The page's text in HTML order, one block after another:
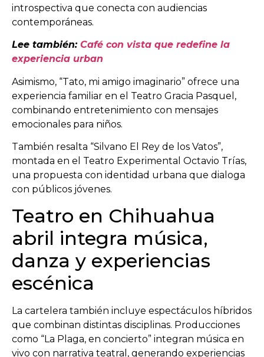
introspectiva que conecta con audiencias
contemporáneas.
Lee también: Café con vista que redefine la
experiencia urban
Asimismo, “Tato, mi amigo imaginario” ofrece una
experiencia familiar en el Teatro Gracia Pasquel ,
combinando entretenimiento con mensajes
emocionales para niños.
También resalta “Silvano El Rey de los Vatos”,
montada en el Teatro Experimental Octavio Trías,
una propuesta con identidad urbana que dialoga
con públicos jóvenes.
Teatro en Chihuahua
abril integra música,
danza y experiencias
escénica
La cartelera también incluye espectáculos híbridos
que combinan distintas disciplinas. Producciones
como “La Plaga, en concierto” integran música en
vivo con narrativa teatral, generando experiencias